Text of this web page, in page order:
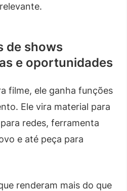
de shows
e oportunidades
filme, ele ganha funções
Ele vira material para
redes, ferramenta
e até peça para
renderam mais do que